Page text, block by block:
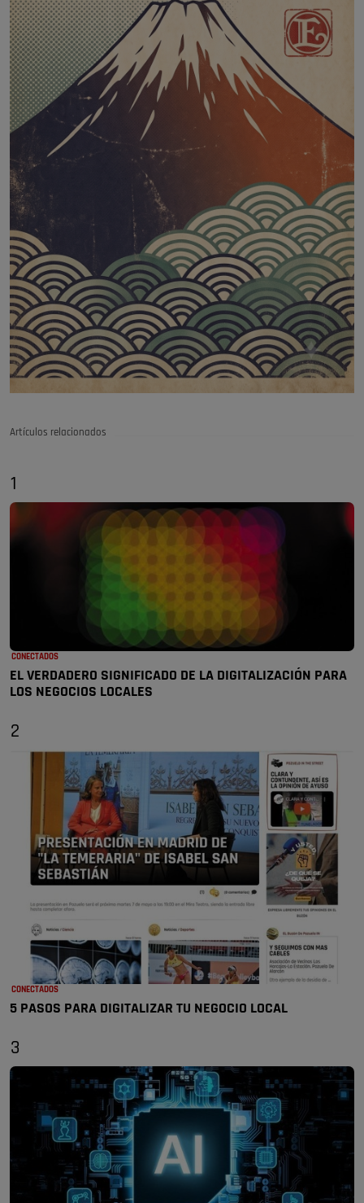
Artículos relacionados
1
CONECTADOS
EL VERDADERO SIGNIFICADO DE LA DIGITALIZACIÓN PARA
LOS NEGOCIOS LOCALES
2
CONECTADOS
5 PASOS PARA DIGITALIZAR TU NEGOCIO LOCAL
3